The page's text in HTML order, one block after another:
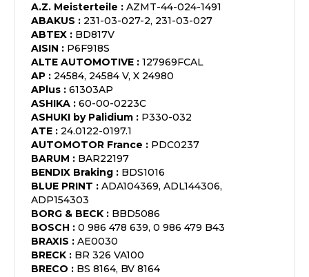
A.Z. Meisterteile : AZMT-44-024-1491
ABAKUS : 231-03-027-2, 231-03-027
ABTEX : BD817V
AISIN : P6F918S
ALTE AUTOMOTIVE : 127969FCAL
AP : 24584, 24584 V, X 24980
APlus : 61303AP
ASHIKA : 60-00-0223C
ASHUKI by Palidium : P330-032
ATE : 24.0122-0197.1
AUTOMOTOR France : PDC0237
BARUM : BAR22197
BENDIX Braking : BDS1016
BLUE PRINT : ADA104369, ADL144306,
ADP154303
BORG & BECK : BBD5086
BOSCH : 0 986 478 639, 0 986 479 B43
BRAXIS : AE0030
BRECK : BR 326 VA100
BRECO : BS 8164, BV 8164